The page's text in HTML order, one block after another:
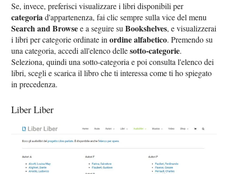
Se, invece, preferisci visualizzare i libri disponibili per
categoriad'appartenenza, fai clic sempre sulla vice del menu
Search and Browsee a seguire suBookshelves, e visualizzerai
i libri per categorie ordinate inordine alfabetico. Premendo su
una categoria, accedi all'elenco dellesotto-categorie.
Seleziona, quindi una sotto-categoria e poi consulta l'elenco dei
libri, scegli e scarica il libro che ti interessa come ti ho spiegato
in precedenza.
Liber Liber